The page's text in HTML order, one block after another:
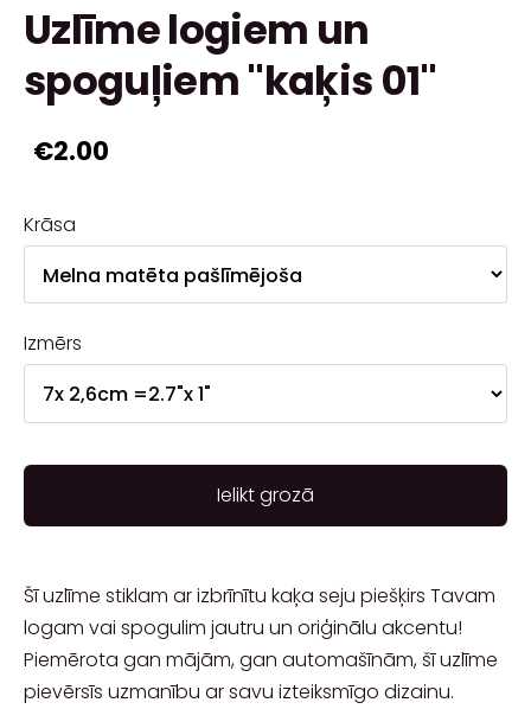
Uzlīme logiem un
spoguļiem "kaķis 01"
€2.00
Krāsa
Izmērs
Ielikt grozā
Šī uzlīme stiklam ar izbrīnītu kaķa seju piešķirs Tavam
logam vai spogulim jautru un oriģinālu akcentu!
Piemērota gan mājām, gan automašīnām, šī uzlīme
pievērsīs uzmanību ar savu izteiksmīgo dizainu.